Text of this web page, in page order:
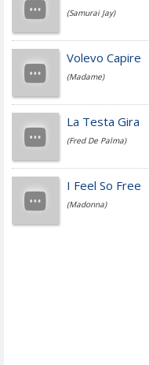
Jovanotti
Fedez
Simone Cristicchi
(Samurai Jay)
Volevo Capire
(Madame)
La Testa Gira
(Fred De Palma)
I Feel So Free
(Madonna)